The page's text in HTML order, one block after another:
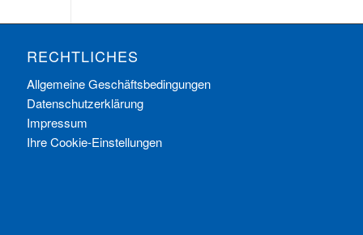
RECHTLICHES
Allgemeine Geschäftsbedingungen
Datenschutzerklärung
Impressum
Ihre Cookie-Einstellungen